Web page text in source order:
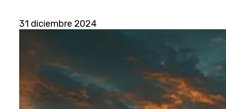
31 diciembre 2024